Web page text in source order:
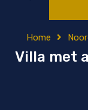
Home
Villa met